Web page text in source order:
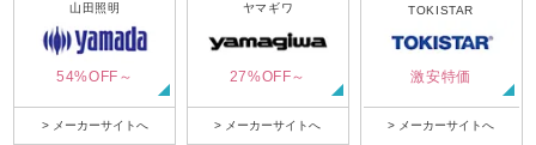
山田照明
54%OFF～
> メーカーサイトへ
ヤマギワ
27%OFF～
> メーカーサイトへ
TOKISTAR
激安特価
> メーカーサイトへ